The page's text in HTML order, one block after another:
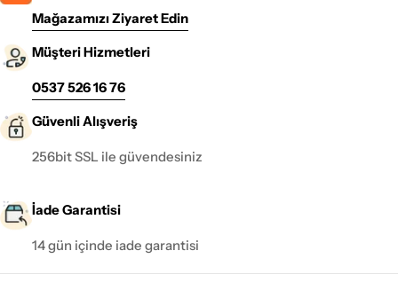
Mağazamızı Ziyaret Edin
Müşteri Hizmetleri
0537 526 16 76
Güvenli Alışveriş
256bit SSL ile güvendesiniz
İade Garantisi
14 gün içinde iade garantisi